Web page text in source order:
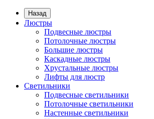
Назад
Люстры
Подвесные люстры
Потолочные люстры
Большие люстры
Каскадные люстры
Хрустальные люстры
Лифты для люстр
Светильники
Подвесные светильники
Потолочные светильники
Настенные светильники